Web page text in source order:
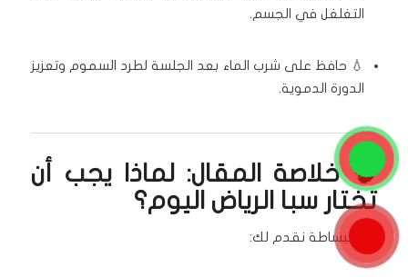
التغلغل في الجسم.
💧 حافظ على شرب الماء بعد الجلسة لطرد السموم وتعزيز
الدورة الدموية.
🧠 خلاصة المقال: لماذا يجب أن
تختار سبا الرياض اليوم؟
لأننا ببساطة نقدم لك: